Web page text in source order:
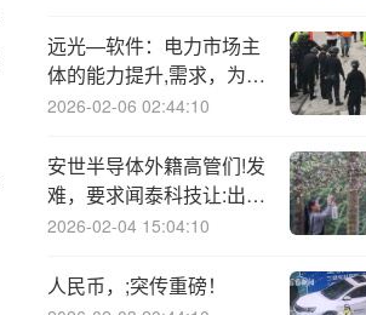
远光—软件：电力市场主
体的能力提升,需求，为公
司的电力交易信息化带来
2026-02-06 02:44:10
安世半导体外籍高管们!发
难，要求闻泰科技让:出控
股权，闻泰科技最新声明
2026-02-04 15:04:10
人民币，;突传重磅！